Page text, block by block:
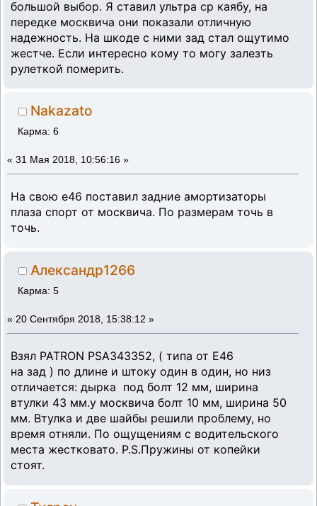
большой выбор. Я ставил ультра ср каябу, на
передке москвича они показали отличную
надежность. На шкоде с ними зад стал ощутимо
жестче. Если интересно кому то могу залезть
рулеткой померить.
Nakazato
Карма: 6
« 31 Мая 2018, 10:56:16 »
На свою е46 поставил задние амортизаторы
плаза спорт от москвича. По размерам точь в
точь.
Александр1266
Карма: 5
« 20 Сентября 2018, 15:38:12 »
Взял PATRON PSA343352, ( типа от Е46
на зад ) по длине и штоку один в один, но низ
отличается: дырка под болт 12 мм, ширина
втулки 43 мм.у москвича болт 10 мм, ширина 50
мм. Втулка и две шайбы решили проблему, но
время отняли. По ощущениям с водительского
места жестковато. P.S.Пружины от копейки
стоят.